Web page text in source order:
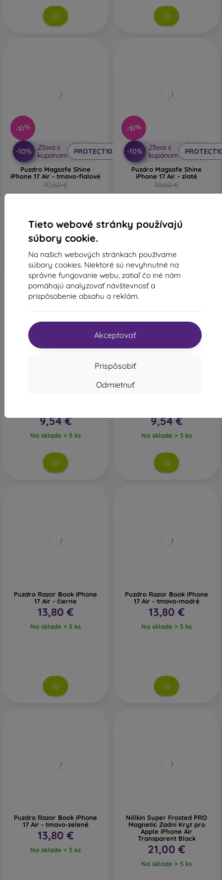
Tieto webové stránky používajú
súbory cookie.
Na našich webových stránkach používame
súbory cookies. Niektoré sú nevyhnutné na
správne fungovanie webu, zatiaľ čo iné nám
pomáhajú analyzovať návštevnosť a
prispôsobenie obsahu a reklám.
Akceptovať
Prispôsobiť
Odmietnuť
-10%
-10%
Zľava s
kupónom
PROTECT10
Puzdro Magsafe Shine
iPhone 17 Air - tmavo-fialové
10,60 €
9,54 €
-10%
-10%
Zľava s
kupónom
Puzdro Magsafe Shine
iPhone 17 Air - zlaté
10,60 €
9,54 €
9,54 €
Na sklade > 5 ks
-10%
9,54 €
Na sklade > 5 ks
Puzdro Razor Book iPhone
17 Air - čierne
13,80 €
Na sklade > 5 ks
Puzdro Razor Book iPhone
17 Air - tmavo-modré
13,80 €
Na sklade > 5 ks
Puzdro Razor Book iPhone
17 Air - tmavo-zelené
13,80 €
Na sklade > 5 ks
Nillkin Super Frosted PRO
Magnetic Zadní Kryt pro
Apple iPhone Air
Transparent Black
21,00 €
Na sklade > 5 ks